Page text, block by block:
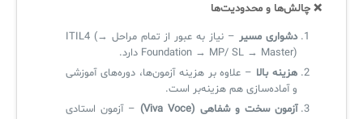
❌ چالش‌ها و محدودیت‌ها
دشواری مسیر
– نیاز به عبور از تمام مراحل ITIL4 (→
Foundation → MP/ SL → Master) دارد.
هزینه بالا – علاوه بر هزینه آزمون‌ها، دوره‌های آموزشی
و آماده‌سازی هم هزینه‌بر است.
آزمون سخت و شفاهی (Viva Voce)
– آزمون استادی